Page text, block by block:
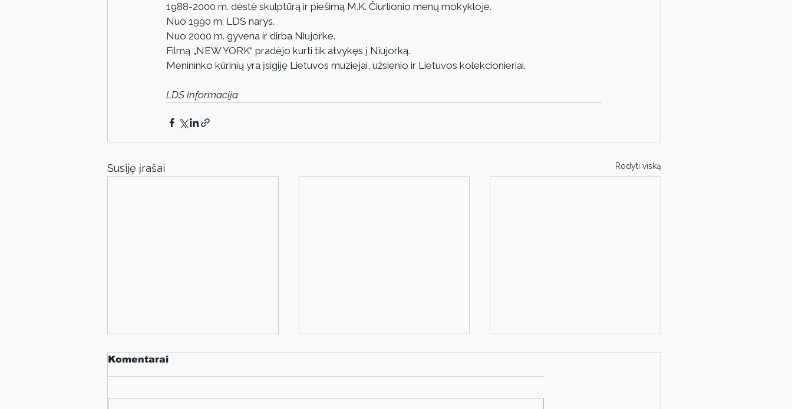
1988-2000 m. dėstė skulptūrą ir piešimą M.K. Čiurlionio menų mokykloje.
Nuo 1990 m. LDS narys.
Nuo 2000 m. gyvena ir dirba Niujorke.
Filmą „NEW YORK“ pradėjo kurti tik atvykęs į Niujorką.
Menininko kūrinių yra įsigiję Lietuvos muziejai, užsienio ir Lietuvos kolekcionieriai.
LDS informacija
Susiję įrašai Rodyti viską
Komentarai